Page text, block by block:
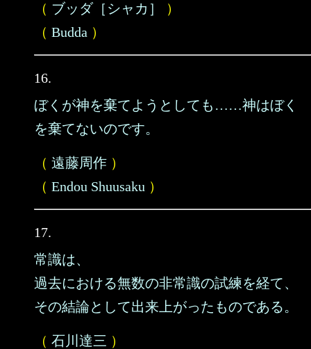
（ ブッダ［シャカ］
）
（ Budda ）
16.
ぼくが神を棄てようとしても……神はぼく
を棄てないのです。
（ 遠藤周作 ）
（ Endou Shuusaku ）
17.
常識は、
過去における無数の非常識の試練を経て、
その結論として出来上がったものである。
（ 石川達三 ）